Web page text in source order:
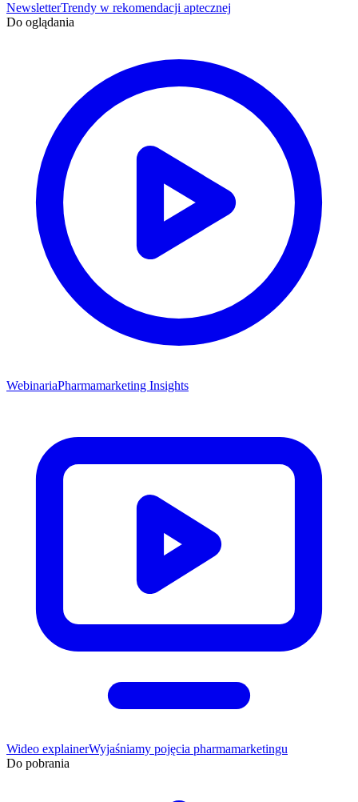
NewsletterTrendy w rekomendacji aptecznej
Do oglądania
WebinariaPharmamarketing Insights
Wideo explainerWyjaśniamy pojęcia pharmamarketingu
Do pobrania